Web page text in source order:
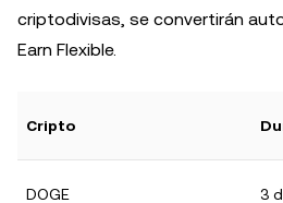
criptodivisas, se convertirán
Earn Flexible.
Cripto
DOGE 3